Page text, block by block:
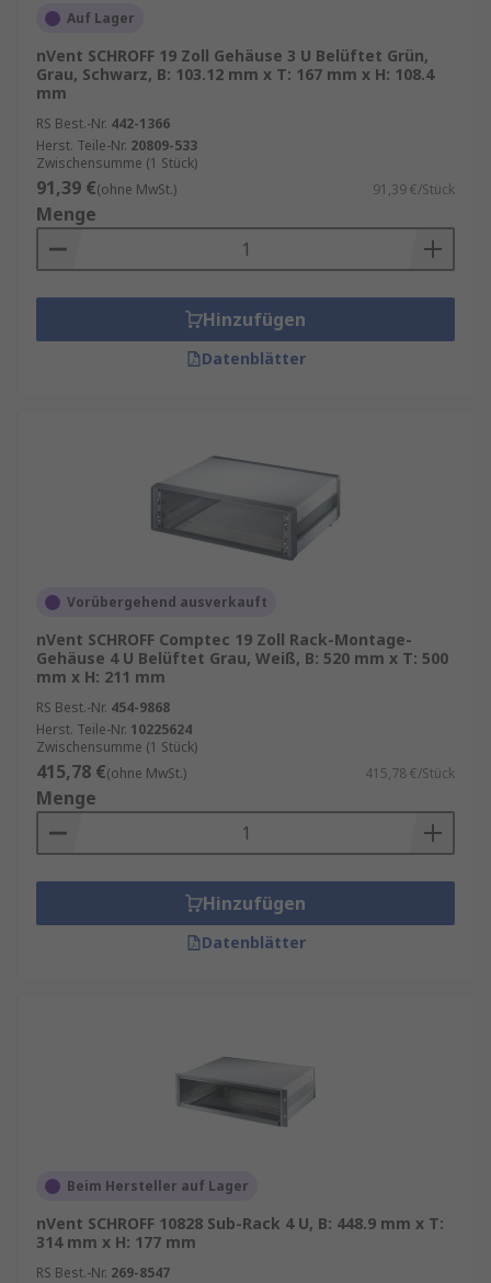
Auf Lager
nVent SCHROFF 19 Zoll Gehäuse 3 U Belüftet Grün,
Grau, Schwarz, B: 103.12 mm x T: 167 mm x H: 108.4
mm
RS Best.-Nr. 442-1366
Herst. Teile-Nr. 20809-533
Zwischensumme (1 Stück)
91,39 €(ohne MwSt.) 91,39 €/Stück
Menge
Hinzufügen
Datenblätter
Vorübergehend ausverkauft
nVent SCHROFF Comptec 19 Zoll Rack-Montage-
Gehäuse 4 U Belüftet Grau, Weiß, B: 520 mm x T: 500
mm x H: 211 mm
RS Best.-Nr. 454-9868
Herst. Teile-Nr. 10225624
Zwischensumme (1 Stück)
415,78 €(ohne MwSt.) 415,78 €/Stück
Menge
Hinzufügen
Datenblätter
Beim Hersteller auf Lager
nVent SCHROFF 10828 Sub-Rack 4 U, B: 448.9 mm x T:
314 mm x H: 177 mm
RS Best.-Nr. 269-8547